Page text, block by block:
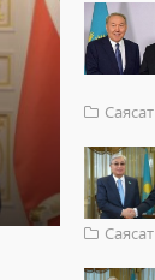
Саясат
Саясат